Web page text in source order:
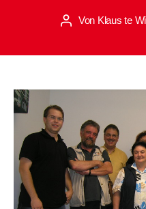
Beitragsautor
Von Klaus te